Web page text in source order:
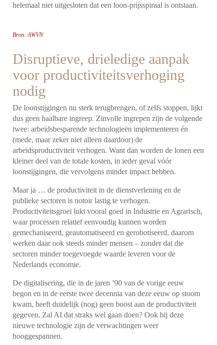
helemaal niet uitgesloten dat een loon-prijsspiraal is ontstaan.
Bron: AWVN
Disruptieve, drieledige aanpak
voor productiviteitsverhoging
nodig
De loonstijgingen nu sterk terugbrengen, of zelfs stoppen, lijkt
dus geen haalbare ingreep. Zinvolle ingrepen zijn de volgende
twee: arbeidsbesparende technologieën implementeren én
(mede, maar zeker niet alleen daardoor) de
arbeidsproductiviteit verhogen. Want dan worden de lonen een
kleiner deel van de totale kosten, in ieder geval vóór
loonstijgingen, die vervolgens minder impact hebben.
Maar ja … de productiviteit in de dienstverlening en de
publieke sectoren is notoir lastig te verhogen.
Productiviteitsgroei lukt vooral goed in Industrie en Agrarisch,
waar processen relatief eenvoudig kunnen worden
gemechaniseerd, geautomatiseerd en gerobotiseerd, daarom
werken daar ook steeds minder mensen – zonder dat die
sectoren minder toegevoegde waarde leveren voor de
Nederlands economie.
De digitalisering, die in de jaren ’90 van de vorige eeuw
begon en in de eerste twee decennia van deze eeuw op stoom
kwam, heeft duidelijk (nog) geen boost aan de productiviteit
gegeven. Zal AI dat straks wel gaan doen? Ook bij deze
nieuwe technologie zijn de verwachtingen weer
hooggespannen.